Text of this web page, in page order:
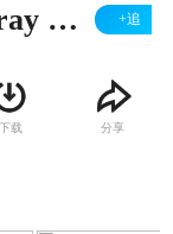
聲音專「蘭」x Arthur Bray 混血本土電音 DJ +追
下载 分享